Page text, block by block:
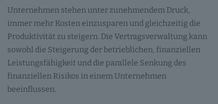
Unternehmen stehen unter zunehmendem Druck,
immer mehr Kosten einzusparen und gleichzeitig die
Produktivität zu steigern. Die Vertragsverwaltung kann
sowohl die Steigerung der betrieblichen, finanziellen
Leistungsfähigkeit und die parallele Senkung des
finanziellen Risikos in einem Unternehmen
beeinflussen.